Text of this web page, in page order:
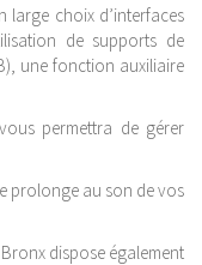
large choix d’interfaces
de supports de
une fonction auxiliaire
permettra de gérer
prolonge au son de vos
dispose également